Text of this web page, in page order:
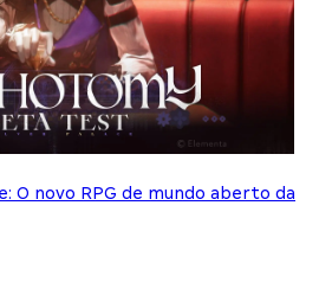
O novo RPG de mundo aberto da